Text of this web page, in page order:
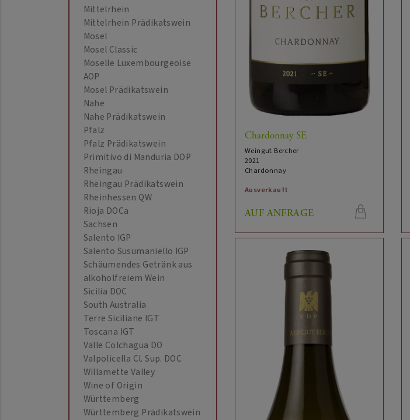
Mittelrhein
Mittelrhein Prädikatswein
Mosel
Mosel Classic
Moselle Luxembourgeoise
AOP
Mosel Prädikatswein
Nahe
Nahe Prädikatswein
Pfalz
Pfalz Prädikatswein
Primitivo di Manduria DOP
Rheingau
Rheingau Prädikatswein
Rheinhessen QW
Rioja DOCa
Sachsen
Salento IGP
Salento Susumaniello IGP
Schäumendes Getränk aus
alkoholfreiem Wein
Sicilia DOC
South Australia
Terre Siciliane IGT
Toscana IGT
Valle Colchagua DO
Valpolicella Cl. Sup. DOC
Willamette Valley
Wine of Origin
Württemberg
Württemberg Prädikatswein
Chardonnay SE
Weingut Bercher
2021
Chardonnay
Ausverkauft
AUF ANFRAGE